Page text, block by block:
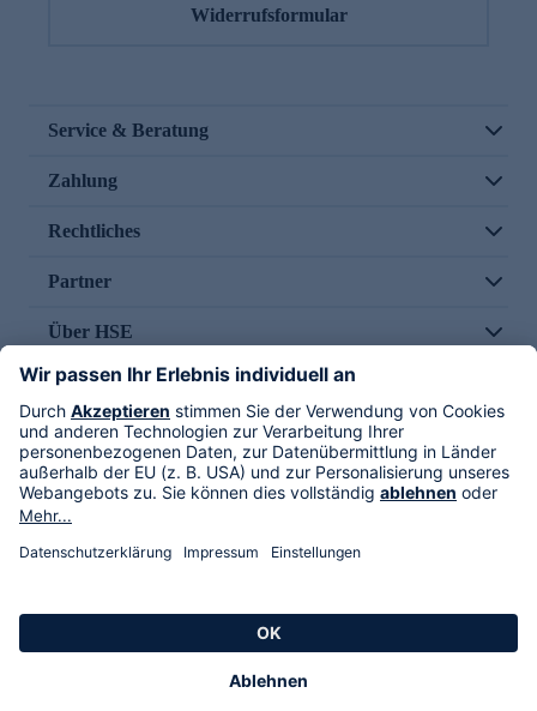
Widerrufsformular
Service & Beratung
Zahlung
Rechtliches
Partner
Über HSE
Im TV
HSE International